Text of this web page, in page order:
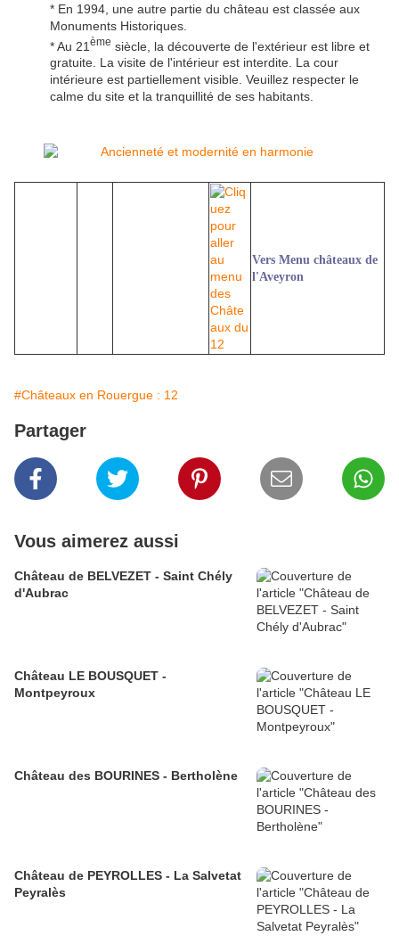
* En 1994, une autre partie du château est classée aux
Monuments Historiques.
* Au 21 ème siècle, la découverte de l'extérieur est libre et
gratuite. La visite de l'intérieur est interdite. La cour
intérieure est partiellement visible. Veuillez respecter le
calme du site et la tranquillité de ses habitants.
Vers Menu châteaux de
l'Aveyron
#Châteaux en Rouergue : 12
Partager
Vous aimerez aussi
Château de BELVEZET - Saint Chély
d'Aubrac
Château LE BOUSQUET -
Montpeyroux
Château des BOURINES - Bertholène
Château de PEYROLLES - La Salvetat
Peyralès